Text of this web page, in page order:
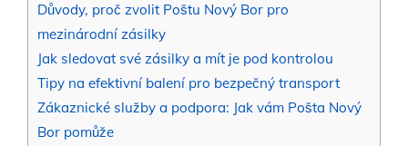
Důvody, proč zvolit Poštu ⁢Nový Bor⁤ pro
mezinárodní ⁤zásilky
Jak sledovat své zásilky a mít je pod⁣ kontrolou
Tipy na efektivní balení pro bezpečný transport
Zákaznické služby a podpora: Jak vám ⁤Pošta​ Nový
Bor pomůže